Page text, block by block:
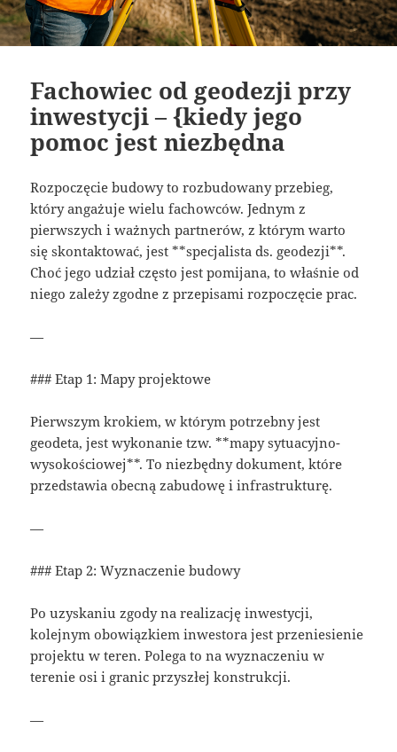
Fachowiec od geodezji przy
inwestycji – {kiedy jego
pomoc jest niezbędna
Rozpoczęcie budowy to rozbudowany przebieg,
który angażuje wielu fachowców. Jednym z
pierwszych i ważnych partnerów, z którym warto
się skontaktować, jest **specjalista ds. geodezji**.
Choć jego udział często jest pomijana, to właśnie od
niego zależy zgodne z przepisami rozpoczęcie prac.
—
### Etap 1: Mapy projektowe
Pierwszym krokiem, w którym potrzebny jest
geodeta, jest wykonanie tzw. **mapy sytuacyjno-
wysokościowej**. To niezbędny dokument, które
przedstawia obecną zabudowę i infrastrukturę.
—
### Etap 2: Wyznaczenie budowy
Po uzyskaniu zgody na realizację inwestycji,
kolejnym obowiązkiem inwestora jest przeniesienie
projektu w teren. Polega to na wyznaczeniu w
terenie osi i granic przyszłej konstrukcji.
—